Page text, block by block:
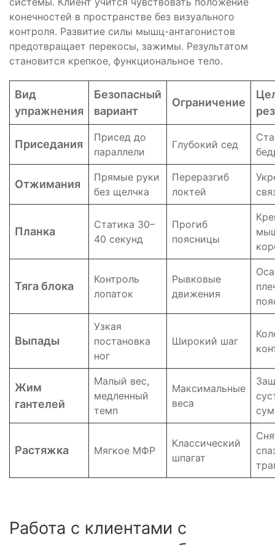
конечностей в пространстве без визуального
контроля. Развитие силы мышц-антагонистов
предотвращает перекосы, зажимы. Результатом
становится крепкое, функциональное тело.
Вид
упражнения
Безопасный
вариант
Ограничение
Приседания
Присед до
параллели
Глубокий сед
Отжимания
Прямые руки
без щелчка
Переразгиб
локтей
Планка
Статика 30–
40 секунд
Прогиб
поясницы
Тяга блока
Контроль
лопаток
Рывковые
движения
Выпады
Узкая
постановка
ног
Широкий шаг
Жим
гантелей
Малый вес,
медленный
темп
Максимальные
веса
Растяжка Мягкое МФР
Классический
шпагат
Работа с клиентами с